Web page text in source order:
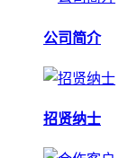
公司简介
招贤纳士